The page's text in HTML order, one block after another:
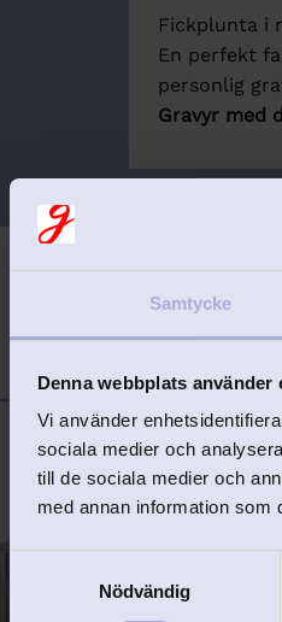
Samtycke
Denna webbplats använder
Vi använder
sociala medier och
till de sociala medier och
med annan information som
Nödvändig
Fickplunta i
En perfekt
personlig
Gravyr med
Lägg till i